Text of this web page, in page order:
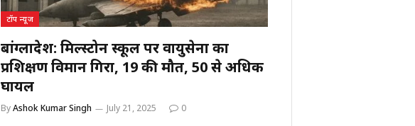
टॉप न्यूज
बांग्लादेश: मिल्स्टोन स्कूल पर वायुसेना का
प्रशिक्षण विमान गिरा, 19 की मौत, 50 से अधिक
घायल
ByAshok Kumar Singh July 21, 2025 0